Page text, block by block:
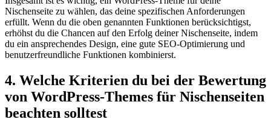
Nischenseite zu wählen, das deine spezifischen Anforderungen
erfüllt. Wenn du die oben genannten Funktionen berücksichtigst,
erhöhst‍ du die Chancen auf den Erfolg deiner Nischenseite, indem
du ein ansprechendes Design, eine gute SEO-Optimierung und
benutzerfreundliche⁤ Funktionen kombinierst.
4. Welche ⁣Kriterien du bei der Bewertung⁣
von WordPress-Themes für‍ Nischenseiten
beachten solltest